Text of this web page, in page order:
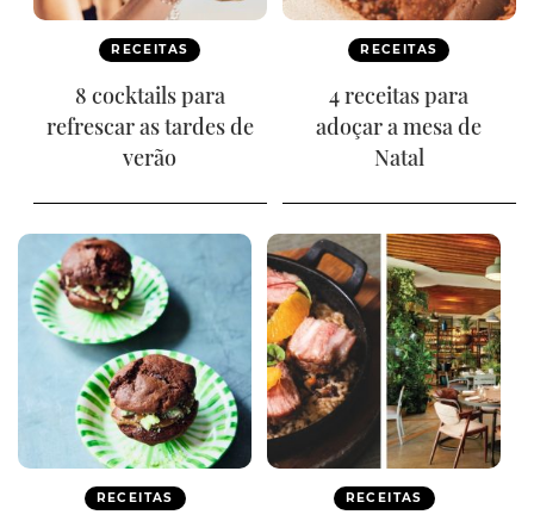
RECEITAS
8 cocktails para
refrescar as tardes de
verão
RECEITAS
4 receitas para
adoçar a mesa de
Natal
RECEITAS RECEITAS